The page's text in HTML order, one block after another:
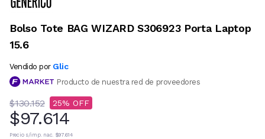
Bolso Tote BAG WIZARD S306923 Porta Laptop
15.6
Vendido por Glic
Producto de nuestra red de proveedores
$130.152 25
$97.614
Precio s/imp. nac. $97.614